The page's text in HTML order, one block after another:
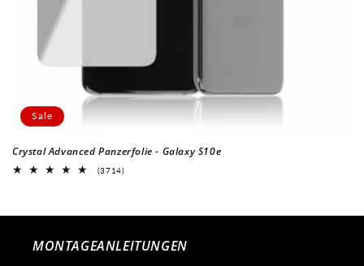
Sale
Crystal Advanced Panzerfolie - Galaxy S10e
(3714)3714
MONTAGEANLEITUNGEN